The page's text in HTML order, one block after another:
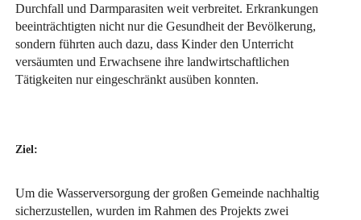
Durchfall und Darmparasiten weit verbreitet. Erkrankungen
beeinträchtigten nicht nur die Gesundheit der Bevölkerung,
sondern führten auch dazu, dass Kinder den Unterricht
versäumten und Erwachsene ihre landwirtschaftlichen
Tätigkeiten nur eingeschränkt ausüben konnten.
Ziel:
Um die Wasserversorgung der großen Gemeinde nachhaltig
sicherzustellen, wurden im Rahmen des Projekts zwei